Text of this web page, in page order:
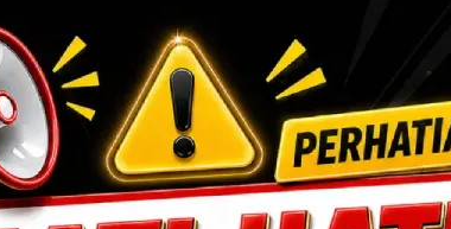
dan sentuhan estetika.
dan berdaya tahan tinggi.